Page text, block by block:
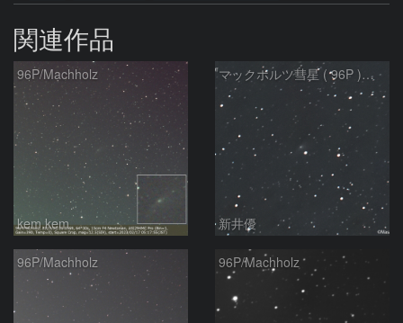
関連作品
96P/Machholz
kem.kem
マックホルツ彗星 ( 96P )：2023/02/26
新井優
96P/Machholz 96P/Machholz